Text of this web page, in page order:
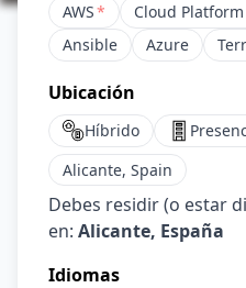
AWS* Cloud Platform
Ansible
Azure
Ubicación
Híbrido
Alicante, Spain
Debes residir (o estar
en: Alicante, España
Idiomas